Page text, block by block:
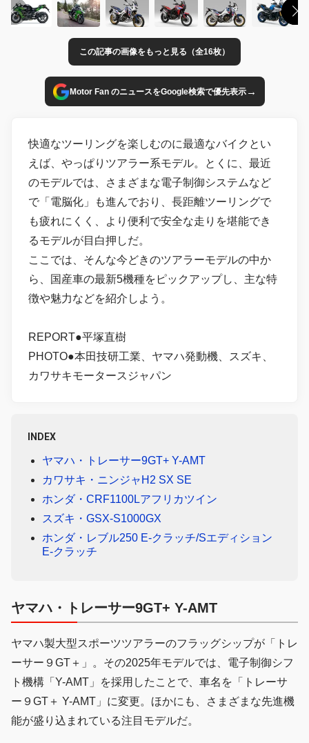
この記事の画像をもっと見る（全16枚）
Motor Fan のニュースをGoogle検索で優先表示→
快適なツーリングを楽しむのに最適なバイクとい
えば、やっぱりツアラー系モデル。とくに、最近
のモデルでは、さまざまな電子制御システムなど
で「電脳化」も進んでおり、長距離ツーリングで
も疲れにくく、より便利で安全な走りを堪能でき
るモデルが目白押しだ。
ここでは、そんな今どきのツアラーモデルの中か
ら、国産車の最新5機種をピックアップし、主な特
徴や魅力などを紹介しよう。
REPORT●平塚直樹
PHOTO●本田技研工業、ヤマハ発動機、スズキ、
カワサキモータースジャパン
INDEX
ヤマハ・トレーサー9GT+ Y-AMT
カワサキ・ニンジャH2 SX SE
ホンダ・CRF1100Lアフリカツイン
スズキ・GSX-S1000GX
ホンダ・レブル250 E-クラッチ/Sエディション
E-クラッチ
ヤマハ・トレーサー9GT+ Y-AMT
ヤマハ製大型スポーツツアラーのフラッグシップが「トレ
ーサー９GT＋」。その2025年モデルでは、電子制御シフ
ト機構「Y-AMT」を採用したことで、車名を「トレーサ
ー９GT＋ Y-AMT」に変更。ほかにも、さまざまな先進機
能が盛り込まれている注目モデルだ。